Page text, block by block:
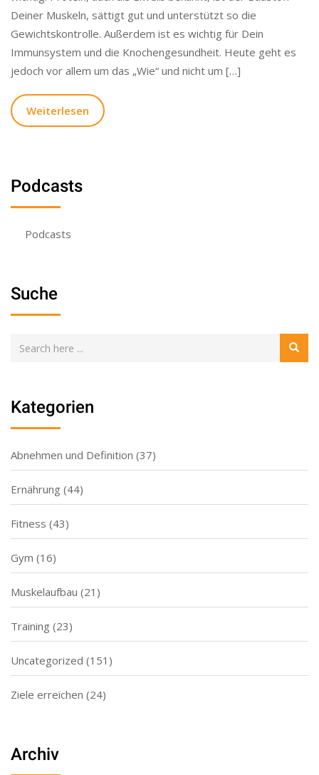
Deiner Muskeln, sättigt gut und unterstützt so die
Gewichtskontrolle. Außerdem ist es wichtig für Dein
Immunsystem und die Knochengesundheit. Heute geht es
jedoch vor allem um das „Wie“ und nicht um […]
Weiterlesen
Podcasts
Podcasts
Suche
Kategorien
Abnehmen und Definition (37)
Ernährung (44)
Fitness (43)
Gym (16)
Muskelaufbau (21)
Training (23)
Uncategorized (151)
Ziele erreichen (24)
Archiv